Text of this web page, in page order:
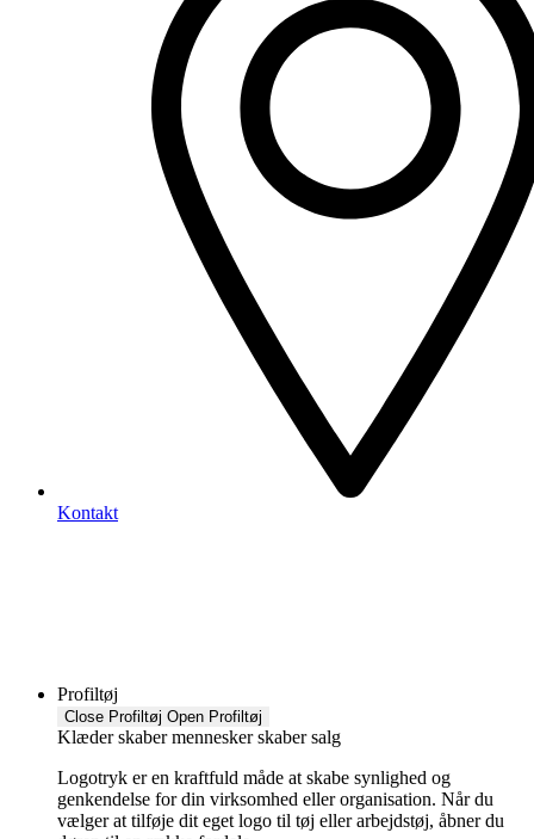
Kontakt
Profiltøj
Close Profiltøj Open Profiltøj
Klæder skaber mennesker skaber salg
Logotryk er en kraftfuld måde at skabe synlighed og
genkendelse for din virksomhed eller organisation. Når du
vælger at tilføje dit eget logo til tøj eller arbejdstøj, åbner du